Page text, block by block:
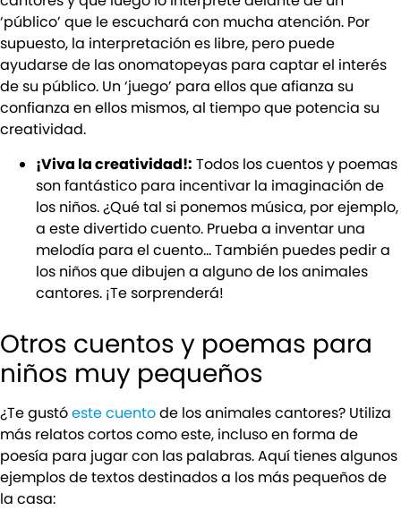
‘público’ que le escuchará con mucha atención. Por
supuesto, la interpretación es libre, pero puede
ayudarse de las onomatopeyas para captar el interés
de su público. Un ‘juego’ para ellos que afianza su
confianza en ellos mismos, al tiempo que potencia su
creatividad.
¡Viva la creatividad!: Todos los cuentos y poemas
son fantástico para incentivar la imaginación de
los niños. ¿Qué tal si ponemos música, por ejemplo,
a este divertido cuento. Prueba a inventar una
melodía para el cuento… También puedes pedir a
los niños que dibujen a alguno de los animales
cantores. ¡Te sorprenderá!
Otros cuentos y poemas para
niños muy pequeños
¿Te gustóeste cuentode los animales cantores? Utiliza
más relatos cortos como este, incluso en forma de
poesía para jugar con las palabras. Aquí tienes algunos
ejemplos de textos destinados a los más pequeños de
la casa: